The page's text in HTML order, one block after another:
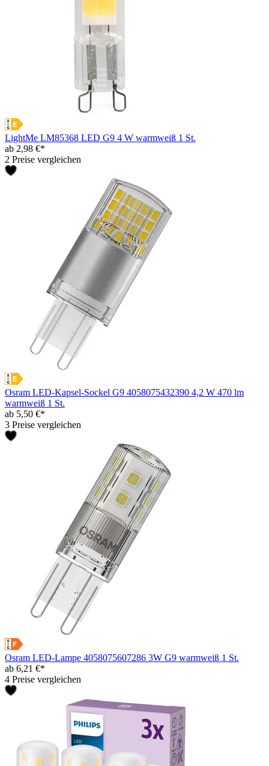
LightMe LM85368 LED G9 4 W warmweiß 1 St.
ab 2,98 €*
2 Preise vergleichen
Osram LED-Kapsel-Sockel G9 4058075432390 4,2 W 470 lm
warmweiß 1 St.
ab 5,50 €*
3 Preise vergleichen
Osram LED-Lampe 4058075607286 3W G9 warmweiß 1 St.
ab 6,21 €*
4 Preise vergleichen